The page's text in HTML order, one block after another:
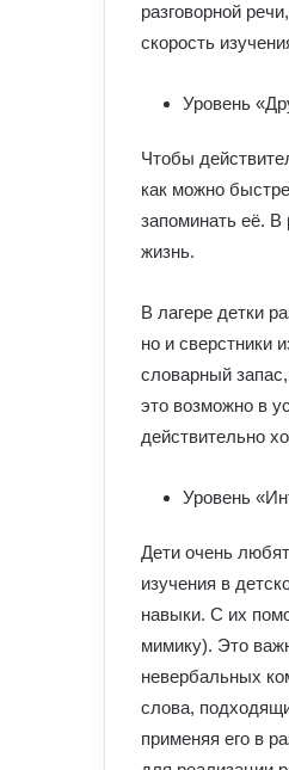
разговорной
скорость
Уровень
Чтобы
как можно
запоминать её.
жизнь.
В лагере детки
но и сверстники
словарный
это возможно в
действительно
Уровень
Дети очень
изучения в
навыки. С их
мимику). Это
невербальных
слова,
применяя его в